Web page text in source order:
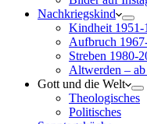
Nachkriegskind
Kindheit 1951-
Aufbruch
Streben 1980-
Altwerden –
Gott und die Welt
Theologisches
Politisches